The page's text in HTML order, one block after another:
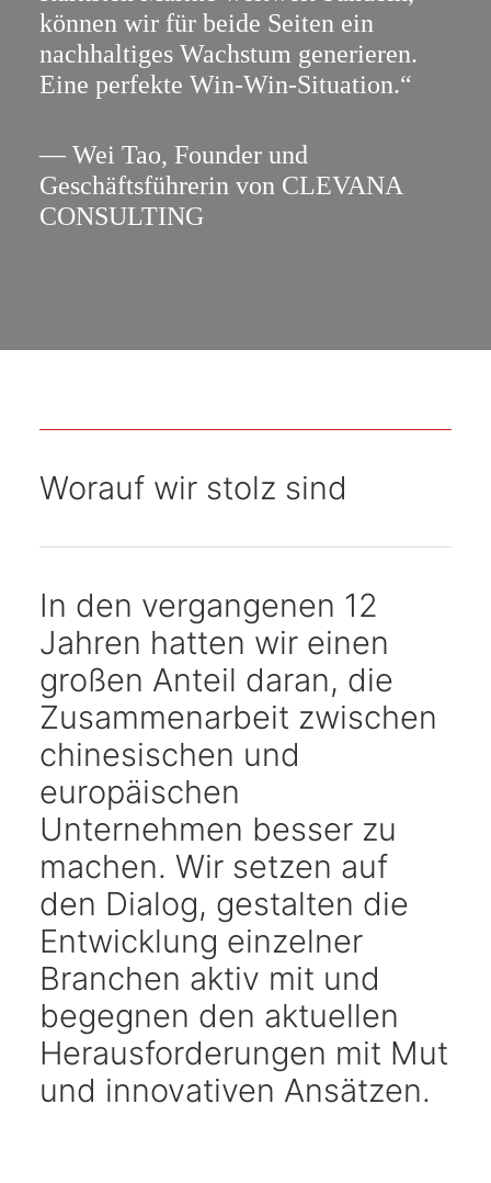
können wir für beide Seiten ein
nachhaltiges Wachstum generieren.
Eine perfekte Win-Win-Situation.“
— Wei Tao, Founder und
Geschäftsführerin von CLEVANA
CONSULTING
Worauf wir stolz sind
In den vergangenen 12
Jahren hatten wir einen
großen Anteil daran, die
Zusammenarbeit zwischen
chinesischen und
europäischen
Unternehmen besser zu
machen. Wir setzen auf
den Dialog, gestalten die
Entwicklung einzelner
Branchen aktiv mit und
begegnen den aktuellen
Herausforderungen mit Mut
und innovativen Ansätzen.